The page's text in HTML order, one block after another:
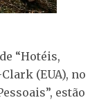
“Hotéis,
(EUA), no
estão